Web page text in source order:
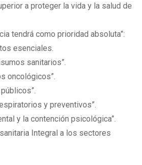
a proteger la vida y la salud de
tendrá como prioridad absoluta”:
esenciales.
sanitarios”.
oncológicos”.
y preventivos”.
y la contención psicológica”.
Integral a los sectores